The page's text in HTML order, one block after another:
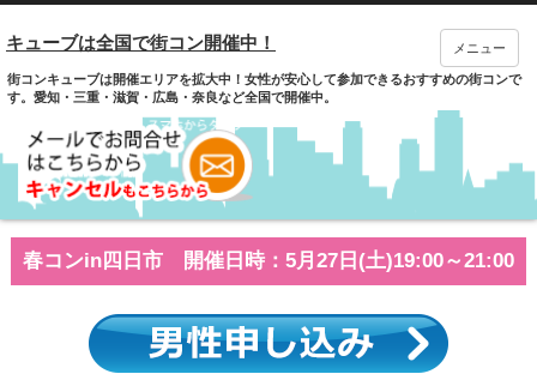
キューブは全国で街コン開催中！
街コンキューブは開催エリアを拡大中！女性が安心して参加できるおすすめの街コンで
す。愛知・三重・滋賀・広島・奈良など全国で開催中。
メニュー
春コンin四日市 開催日時：5月27日(土)19:00～21:00